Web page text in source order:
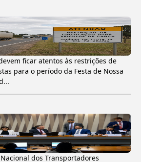
ficar atentos às restrições de
para o período da Festa de Nossa
dos Transportadores